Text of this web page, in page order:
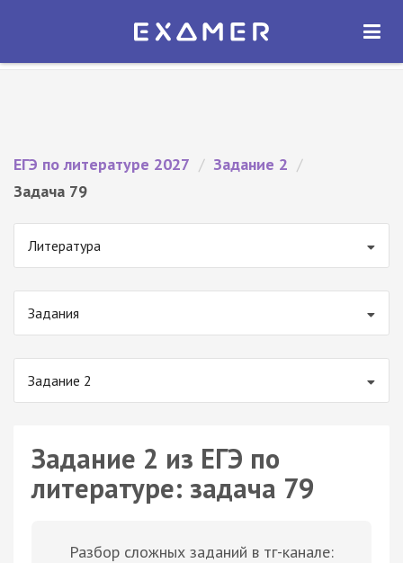
Экзамер — ЕГЭ 2027
ОТКРЫТЬ
ЕГЭ по литературе 2027 / Задание 2 /
Задача 79
Литература
Задания
Задание 2
Задание 2 из ЕГЭ по
литературе: задача 79
Разбор сложных заданий в тг-канале: